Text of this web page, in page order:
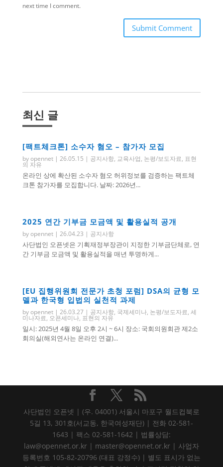
next time I comment.
Submit Comment
최신 글
[팩트체크톤] 소수자 혐오 – 참가자 모집
byopennet| 26.05.15 | 공지사항, 교육사업, 논평/보도자료, 표현
의 자유
온라인 상에 확산된 소수자 혐오 허위정보를 검증하는 팩트체
크톤 참가자를 모집합니다. 날짜: 2026년...
2025 연간 기부금 모금액 및 활용실적 공개
byopennet| 26.04.23 | 공지사항
사단법인 오픈넷은 기획재정부장관이 지정한 기부금단체로, 연
간 기부금 모금액 및 활용실적을 매년 투명하게...
[EU 집행위원회 전문가 초청 포럼] DSA의 균형 모
델과 한국형 입법의 실천적 과제
byopennet| 26.03.27| 공지사항, 국제세미나, 논평/보도자료, 세
미나자료, 오픈세미나, 표현의 자유
일시: 2025년 4월 8일 오후 2시 ~ 6시 장소: 국회의원회관 제2소
회의실(해외연사는 온라인 연결)...
사단법인 오픈넷 | (우. 04001) 서울시 마포구 월드컵북로
5길 13, 301호(서교동, 한국여성재단) | 전화 02-581-
1643 | 팩스 02-581-1642 | 법률상담:
law@opennet.or.kr | master@opennet.or.kr | 사업자
등록번호 105-82-20796 (대표 강정수) | 별도 표시가 없는